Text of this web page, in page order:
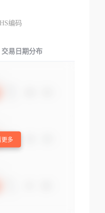
编码
交易日期分布
多